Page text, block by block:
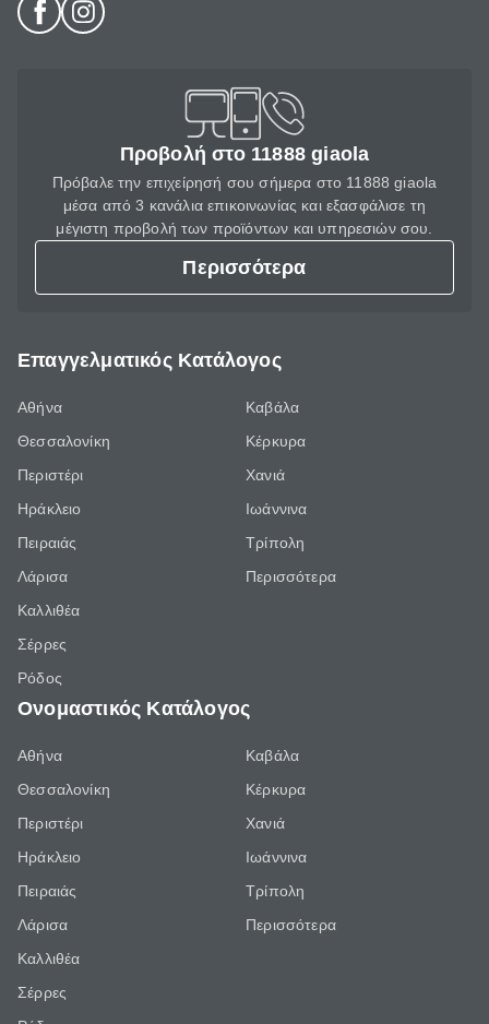
Προβολή στο 11888 giaola
Πρόβαλε την επιχείρησή σου σήμερα στο 11888 giaola
μέσα από 3 κανάλια επικοινωνίας και εξασφάλισε τη
μέγιστη προβολή των προϊόντων και υπηρεσιών σου.
Περισσότερα
Επαγγελματικός Κατάλογος
Αθήνα
Θεσσαλονίκη
Περιστέρι
Ηράκλειο
Πειραιάς
Λάρισα
Καλλιθέα
Σέρρες
Ρόδος
Καβάλα
Κέρκυρα
Χανιά
Ιωάννινα
Τρίπολη
Περισσότερα
Ονομαστικός Κατάλογος
Αθήνα
Θεσσαλονίκη
Περιστέρι
Ηράκλειο
Πειραιάς
Λάρισα
Καλλιθέα
Σέρρες
Καβάλα
Κέρκυρα
Χανιά
Ιωάννινα
Τρίπολη
Περισσότερα